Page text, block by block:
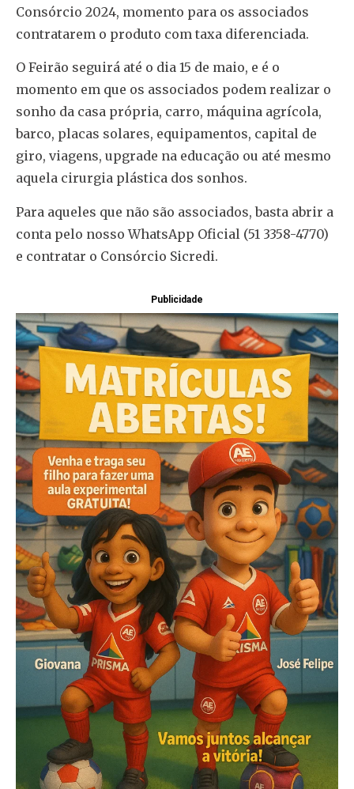
Consórcio 2024, momento para os associados
contratarem o produto com taxa diferenciada.
O Feirão seguirá até o dia 15 de maio, e é o
momento em que os associados podem realizar o
sonho da casa própria, carro, máquina agrícola,
barco, placas solares, equipamentos, capital de
giro, viagens, upgrade na educação ou até mesmo
aquela cirurgia plástica dos sonhos.
Para aqueles que não são associados, basta abrir a
conta pelo nosso WhatsApp Oficial (51 3358-4770)
e contratar o Consórcio Sicredi.
Publicidade